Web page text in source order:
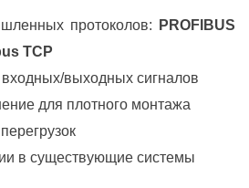
протоколов:
PROFIBUS
TCP
выходных сигналов
для плотного монтажа
в существующие системы